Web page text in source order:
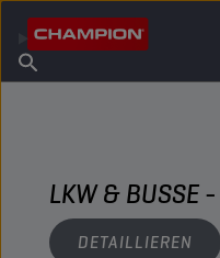
Über Champion
Händler finden
LKW & BUSSE
DETAILLIEREN